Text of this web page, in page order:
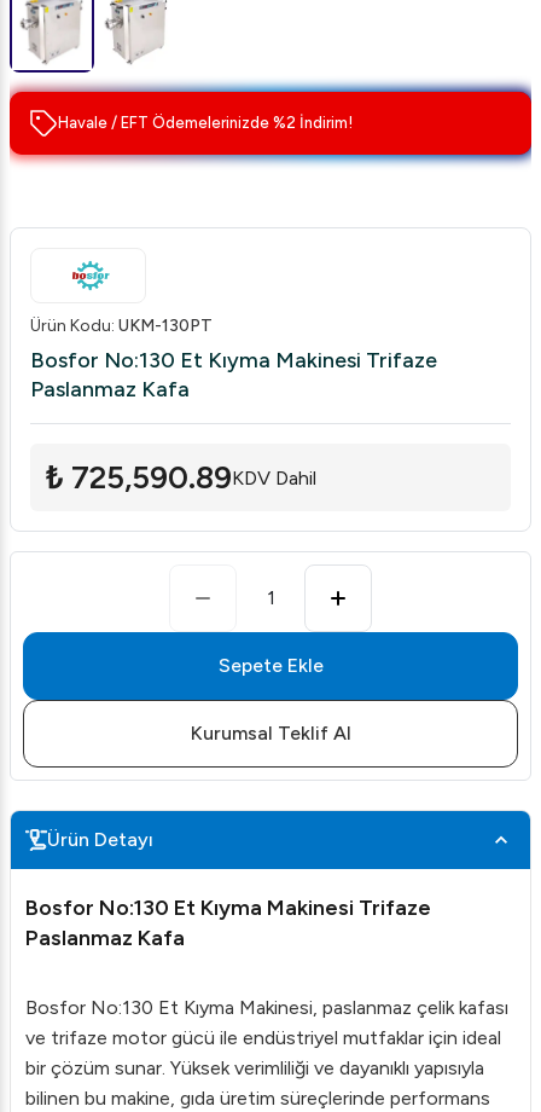
Havale / EFT Ödemelerinizde %2 İndirim!
Ürün Kodu: UKM-130PT
Bosfor No:130 Et Kıyma Makinesi Trifaze
Paslanmaz Kafa
₺ 725,590.89KDV Dahil
1
Sepete Ekle
Kurumsal Teklif Al
Ürün Detayı
Bosfor No:130 Et Kıyma Makinesi Trifaze
Paslanmaz Kafa
Bosfor No:130 Et Kıyma Makinesi, paslanmaz çelik kafası
ve trifaze motor gücü ile endüstriyel mutfaklar için ideal
bir çözüm sunar. Yüksek verimliliği ve dayanıklı yapısıyla
bilinen bu makine, gıda üretim süreçlerinde performans